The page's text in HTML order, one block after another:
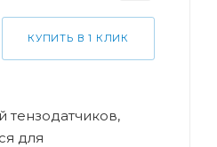
КУПИТЬ В 1 КЛИК
тензодатчиков,
для